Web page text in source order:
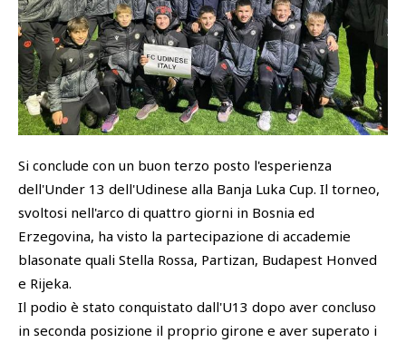
Classifiche
Academy
Cattedra Universidad Europea
Esports
SQUADRE
SHOP
PHOTOGALLERY
Si conclude con un buon terzo posto l'esperienza
dell'Under 13 dell'Udinese alla Banja Luka Cup. Il torneo,
svoltosi nell'arco di quattro giorni in Bosnia ed
Erzegovina, ha visto la partecipazione di accademie
blasonate quali Stella Rossa, Partizan, Budapest Honved
e Rijeka.
Il podio è stato conquistato dall'U13 dopo aver concluso
in seconda posizione il proprio girone e aver superato i